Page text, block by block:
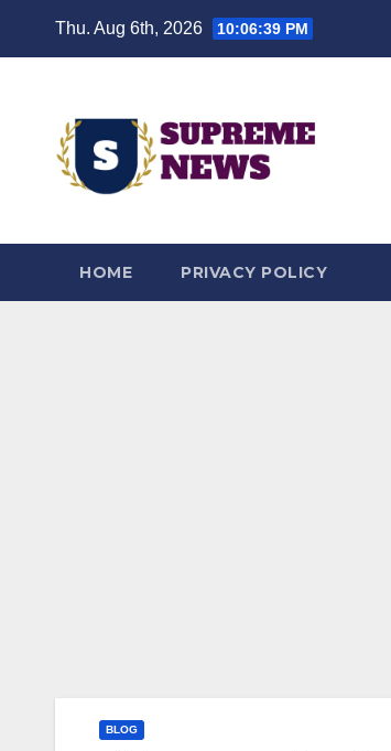
Thu. Aug 6th, 2026 10:06:40 PM
HOME PRIVACY POLICY
BLOG